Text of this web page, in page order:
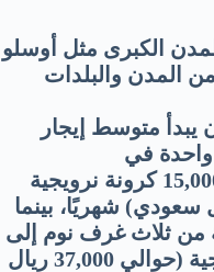
الكبرى مثل أوسلو
المدن والبلدات
متوسط ​​إيجار
في
وسط المدينة من 15,000 كرونة نرويجية
14,000 ريال سعودي) شهريًا، بينما
ثلاث غرف نوم إلى
40,000 كرونة نرويجية (حوالي 37,000 ريال